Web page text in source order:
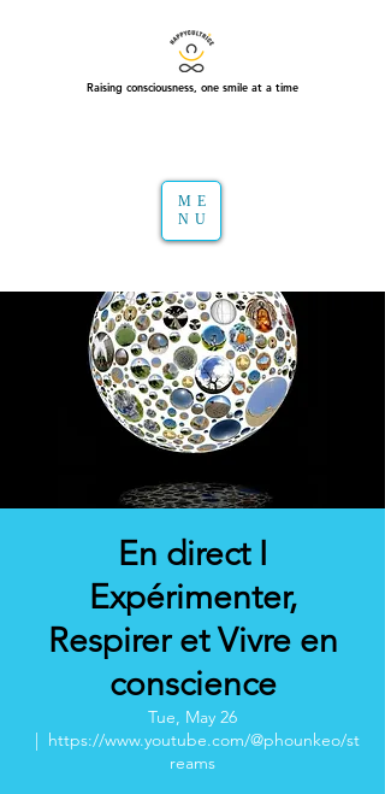
Raising consciousness, one smile at a time
ME
NU
En direct I
Expérimenter,
Respirer et Vivre en
conscience
Tue, May 26
  |
https://www.youtube.com/@phounkeo/st
reams